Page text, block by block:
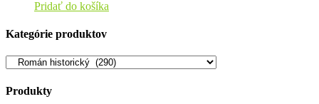
Pridať do košíka
Kategórie produktov
Produkty